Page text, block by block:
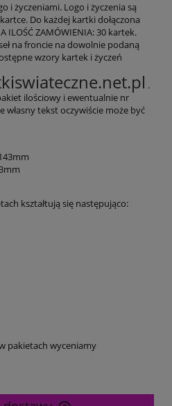
i życzeniami. Logo i życzenia są
Do każdej kartki dołączona
ILOŚĆ ZAMÓWIENIA: 30 kartek.
na froncie na dowolnie podaną
wzory kartek i życzeń
.
ilościowy i ewentualnie nr
własny tekst oczywiście może być
kształtują się następująco:
pakietach wyceniamy